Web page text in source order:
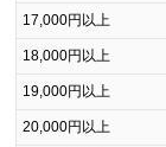
17,000円以上
18,000円以上
19,000円以上
20,000円以上